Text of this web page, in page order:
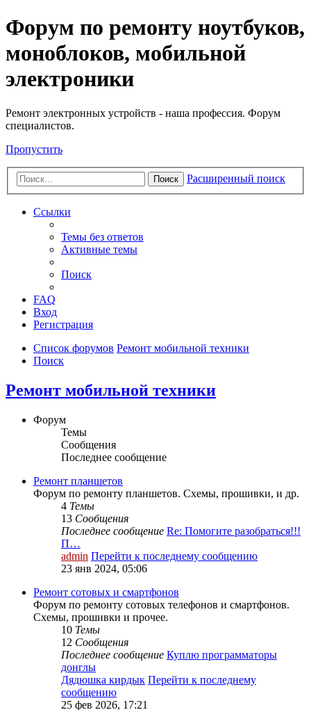
Регистрация
Форум по ремонту ноутбуков,
моноблоков, мобильной
электроники
Ремонт электронных устройств - наша профессия. Форум
специалистов.
Пропустить
Поиск Расширенный поиск
Ссылки
Темы без ответов
Активные темы
Поиск
FAQ
Вход
Регистрация
Список форумов Ремонт мобильной техники
Поиск
Ремонт мобильной техники
Форум
Темы
Сообщения
Последнее сообщение
Ремонт планшетов
Форум по ремонту планшетов. Схемы, прошивки, и др.
4 Темы
13 Сообщения
Последнее сообщение Re: Помогите разобраться!!!
П…
admin Перейти к последнему сообщению
23 янв 2024, 05:06
Ремонт сотовых и смартфонов
Форум по ремонту сотовых телефонов и смартфонов.
Схемы, прошивки и прочее.
10 Темы
12 Сообщения
Последнее сообщение Куплю программаторы
донглы
Дядюшка кирдык Перейти к последнему
сообщению
25 фев 2026, 17:21